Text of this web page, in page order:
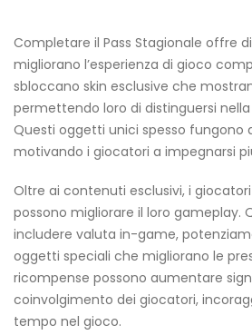
Completare il Pass Stagionale offre
migliorano l’esperienza di gioco
sbloccano skin esclusive che
permettendo loro di distinguersi
Questi oggetti unici spesso fungono
motivando i giocatori a impegnarsi
Oltre ai contenuti esclusivi, i
possono migliorare il loro gameplay.
includere valuta in-game,
oggetti speciali che migliorano le
ricompense possono aumentare
coinvolgimento dei giocatori,
tempo nel gioco.